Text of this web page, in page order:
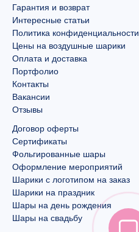
Гарантия и возврат
Интересные статьи
Политика конфиденциальности
Цены на воздушные шарики
Оплата и доставка
Портфолио
Контакты
Вакансии
Отзывы
Договор оферты
Сертификаты
Фольгированные шары
Оформление мероприятий
Шарики с логотипом на заказ
Шарики на праздник
Шары на день рождения
Шары на свадьбу